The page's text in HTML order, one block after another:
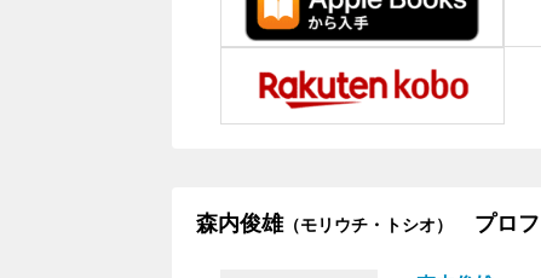
森内俊雄（モリウチ・トシオ） プロ